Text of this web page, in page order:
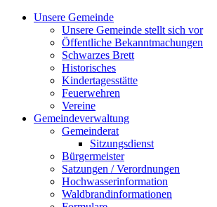
Unsere Gemeinde
Unsere Gemeinde stellt sich vor
Öffentliche Bekanntmachungen
Schwarzes Brett
Historisches
Kindertagesstätte
Feuerwehren
Vereine
Gemeindeverwaltung
Gemeinderat
Sitzungsdienst
Bürgermeister
Satzungen / Verordnungen
Hochwasserinformation
Waldbrandinformationen